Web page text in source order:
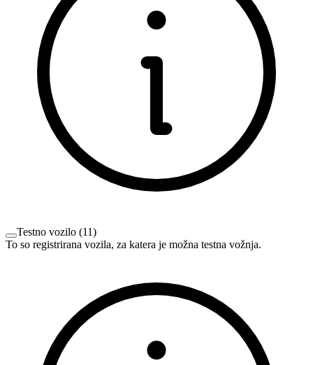
Testno vozilo (11)
To so registrirana vozila, za katera je možna testna vožnja.